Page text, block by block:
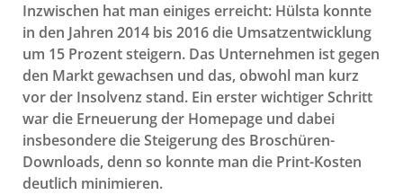
Inzwischen hat man einiges erreicht: Hülsta konnte
in den Jahren 2014 bis 2016 die Umsatzentwicklung
um 15 Prozent steigern. Das Unternehmen ist gegen
den Markt gewachsen und das, obwohl man kurz
vor der Insolvenz stand. Ein erster wichtiger Schritt
war die Erneuerung der Homepage und dabei
insbesondere die Steigerung des Broschüren-
Downloads, denn so konnte man die Print-Kosten
deutlich minimieren.